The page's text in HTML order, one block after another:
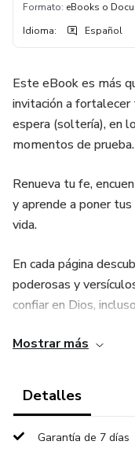
Formato: eBooks o
Idioma: Español
Este eBook es más
invitación a
espera (soltería), en
momentos de prueba.
Renueva tu fe,
y aprende a poner
vida.
En cada página
poderosas y
confiar en Dios,
Incluye una Guía de
transformando tus
Mostrar más
Detalles
Garantía de 7 días